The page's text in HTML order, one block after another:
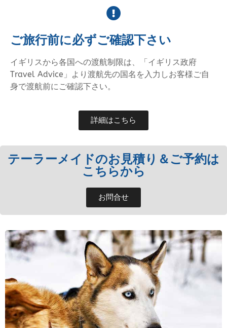
ご旅行前に必ずご確認下さい
イギリスから各国への渡航制限は、「イギリス政府
Travel Advice」より渡航先の国名を入力しお客様ご自
身で渡航前にご確認下さい。
詳細はこちら
テーラーメイドのお見積り＆ご予約は
こちらから
お問合せ